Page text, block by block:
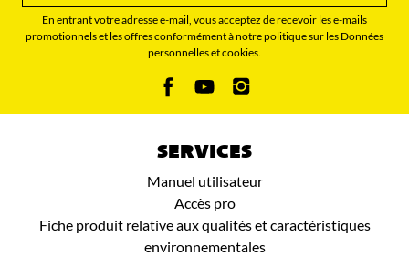
En entrant votre adresse e-mail, vous acceptez de recevoir les e-mails
promotionnels et les offres conformément à notre politique sur les Données
personnelles et cookies.
SERVICES
Manuel utilisateur
Accès pro
Fiche produit relative aux qualités et caractéristiques
environnementales